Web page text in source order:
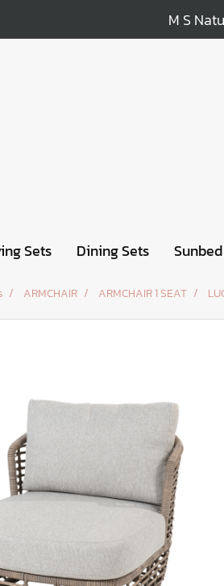
M S
Sets Dining Sets Sunbed
ARMCHAIR ARMCHAIR 1 SEAT